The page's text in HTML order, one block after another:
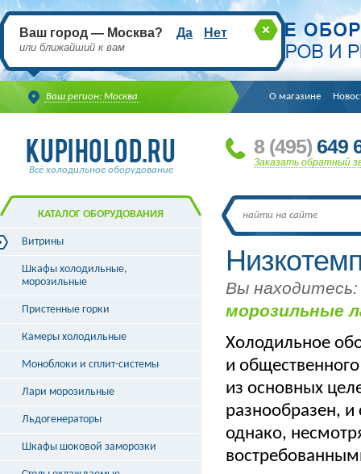
Ваш регион: Москва
Ваш город — Москва? Да Нет
или ближайший к вам
О магазине
Всё холодильное оборудование
8 (495) 649
Заказать обратный
Вы находитесь:
морозильные
Холодильное
и
из основных
разнообразен,
однако,
КАТАЛОГ ОБОРУДОВАНИЯ
Витрины
Витрины холодильные
Витрины морозильные
Витрины кондитерские
Витрины угловые
Витрины «рыба на льду»
Шкафы холодильные,
морозильные
Пристенные горки
Камеры холодильные
Моноблоки и сплит-системы
Лари морозильные
Льдогенераторы
Шкафы шоковой заморозки